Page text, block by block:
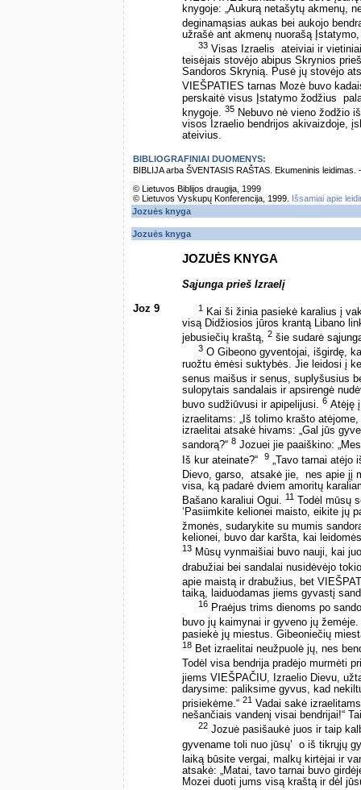
knygoje: „Aukurą netašytų akmenų,
deginamąsias aukas bei aukojo
užrašė ant akmenų nuorašą
33 Visas Izraelis ­ ateiviai ir
teisėjais stovėjo abipus Skrynios
Sandoros Skrynią. Pusė jų stovėjo
VIEŠPATIES tarnas Mozė buvo
perskaitė visus Įstatymo žodžius
knygoje. 35 Nebuvo nė vieno žodžio
visos Izraelio bendrijos akivaizdoje,
ateivius.
BIBLIOGRAFINIAI DUOMENYS:
BIBLIJA arba ŠVENTASIS RAŠTAS. Ekumeninis
© Lietuvos Biblijos draugija, 1999
© Lietuvos Vyskupų Konferencija, 1999.
Išsamiai apie
Jozuės knyga
Jozuės knyga
JOZUĖS KNYGA
Sąjunga prieš Izraelį
Joz 9 1
Kai ši žinia pasiekė karalius į
visą Didžiosios jūros krantą Libano
jebusiečių kraštą, 2 šie sudarė
3 O Gibeono gyventojai, išgirdę,
ruožtu ėmėsi suktybės. Jie leidosi į
senus maišus ir senus, suplyšusius
sulopytais sandalais ir apsirengė
buvo sudžiūvusi ir apipelijusi. 6 Atėję
izraelitams: „Iš tolimo krašto
izraelitai atsakė hivams: „Gal jūs
sandorą?“ 8 Jozuei jie paaiškino:
Iš kur ateinate?“ ­ 9 „Tavo tarnai
Dievo, garso, ­ atsakė jie, ­ nes apie jį
visa, ką padarė dviem amoritų
Bašano karaliui Ogui. 11
Todėl mūsų
‘Pasiimkite kelionei maisto, eikite jų
žmonės, sudarykite su mumis
kelionei, buvo dar karšta, kai
13 Mūsų vynmaišiai buvo nauji, kai
drabužiai bei sandalai nusidėvėjo
apie maistą ir drabužius, bet
taiką, laiduodamas jiems gyvastį
16 Praėjus trims dienoms po
buvo jų kaimynai ir gyveno jų žemėje.
pasiekė jų miestus. Gibeoniečių
18 Bet izraelitai neužpuolė jų, nes
Todėl visa bendrija pradėjo murmėti
jiems VIEŠPAČIU, Izraelio Dievu,
darysime: paliksime gyvus, kad
prisiekėme.“ 21 Vadai sakė
nešančiais vandenį visai bendrijai!“
22 Jozuė pasišaukė juos ir taip
gyvename toli nuo jūsų’ ­ o iš tikrųjų
laiką būsite vergai, malkų kirtėjai ir
atsakė: „Matai, tavo tarnai buvo
Mozei duoti jums visą kraštą ir dėl